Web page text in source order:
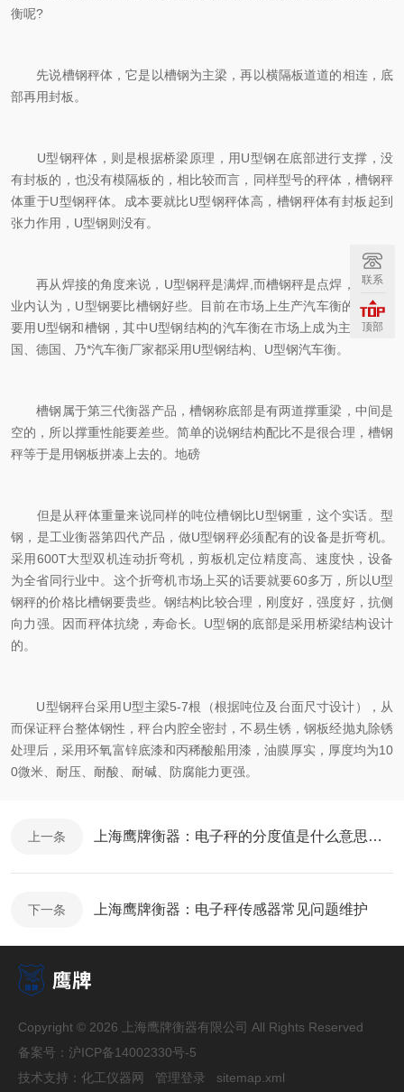
衡呢?
先说槽钢秤体，它是以槽钢为主梁，再以横隔板道道的相连，底
部再用封板。
U型钢秤体，则是根据桥梁原理，用U型钢在底部进行支撑，没
有封板的，也没有模隔板的，相比较而言，同样型号的秤体，槽钢秤
体重于U型钢秤体。成本要就比U型钢秤体高，槽钢秤体有封板起到
张力作用，U型钢则没有。
再从焊接的角度来说，U型钢秤是满焊,而槽钢秤是点焊，所以，
业内认为，U型钢要比槽钢好些。目前在市场上生产汽车衡的厂商主
要用U型钢和槽钢，其中U型钢结构的汽车衡在市场上成为主流,在美
国、德国、乃*汽车衡厂家都采用U型钢结构、U型钢汽车衡。
槽钢属于第三代衡器产品，槽钢称底部是有两道撑重梁，中间是
空的，所以撑重性能要差些。简单的说钢结构配比不是很合理，槽钢
秤等于是用钢板拼凑上去的。地磅
但是从秤体重量来说同样的吨位槽钢比U型钢重，这个实话。型
钢，是工业衡器第四代产品，做U型钢秤必须配有的设备是折弯机。
采用600T大型双机连动折弯机，剪板机定位精度高、速度快，设备
为全省同行业中。这个折弯机市场上买的话要就要60多万，所以U型
钢秤的价格比槽钢要贵些。钢结构比较合理，刚度好，强度好，抗侧
向力强。因而秤体抗绕，寿命长。U型钢的底部是采用桥梁结构设计
的。
U型钢秤台采用U型主梁5-7根（根据吨位及台面尺寸设计），从
而保证秤台整体钢性，秤台内腔全密封，不易生锈，钢板经抛丸除锈
处理后，采用环氧富锌底漆和丙稀酸船用漆，油膜厚实，厚度均为10
0微米、耐压、耐酸、耐碱、防腐能力更强。
上一条 上海鹰牌衡器：电子秤的分度值是什么意思呢？
下一条 上海鹰牌衡器：电子秤传感器常见问题维护
Copyright © 2026 上海鹰牌衡器有限公司 All Rights Reserved
备案号： 沪ICP备14002330号-5
技术支持： 化工仪器网 管理登录 sitemap.xml
联系
顶部